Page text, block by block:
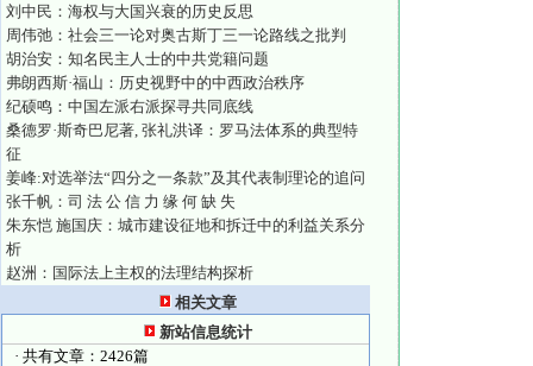
刘中民：海权与大国兴衰的历史反思
周伟弛：社会三一论对奥古斯丁三一论路线之批判
胡治安：知名民主人士的中共党籍问题
弗朗西斯·福山：历史视野中的中西政治秩序
纪硕鸣：中国左派右派探寻共同底线
桑德罗·斯奇巴尼著, 张礼洪译：罗马法体系的典型特
征
姜峰:对选举法“四分之一条款”及其代表制理论的追问
张千帆：司 法 公 信 力 缘 何 缺 失
朱东恺 施国庆：城市建设征地和拆迁中的利益关系分
析
赵洲：国际法上主权的法理结构探析
相关文章
新站信息统计
· 共有文章：2426篇